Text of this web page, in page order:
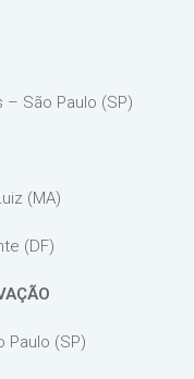
– São Paulo (SP)
(MA)
(DF)
Paulo (SP)